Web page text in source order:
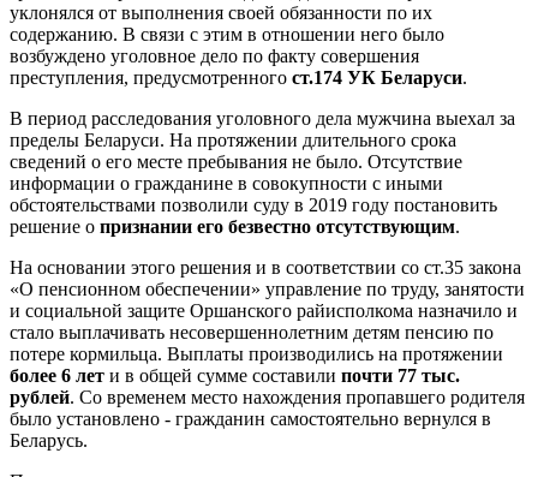
уклонялся от выполнения своей обязанности по их
содержанию. В связи с этим в отношении него было
возбуждено уголовное дело по факту совершения
преступления, предусмотренного ст.174 УК Беларуси.
В период расследования уголовного дела мужчина выехал за
пределы Беларуси. На протяжении длительного срока
сведений о его месте пребывания не было. Отсутствие
информации о гражданине в совокупности с иными
обстоятельствами позволили суду в 2019 году постановить
решение о признании его безвестно отсутствующим.
На основании этого решения и в соответствии со ст.35 закона
«О пенсионном обеспечении» управление по труду, занятости
и социальной защите Оршанского райисполкома назначило и
стало выплачивать несовершеннолетним детям пенсию по
потере кормильца. Выплаты производились на протяжении
более 6 лет и в общей сумме составили почти 77 тыс.
рублей. Со временем место нахождения пропавшего родителя
было установлено - гражданин самостоятельно вернулся в
Беларусь.